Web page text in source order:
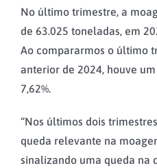
No último trimestre, a
de 63.025 toneladas, em
Ao compararmos o último
anterior de 2024, houve
7,62%.
“Nos últimos dois
queda relevante na
sinalizando uma queda na